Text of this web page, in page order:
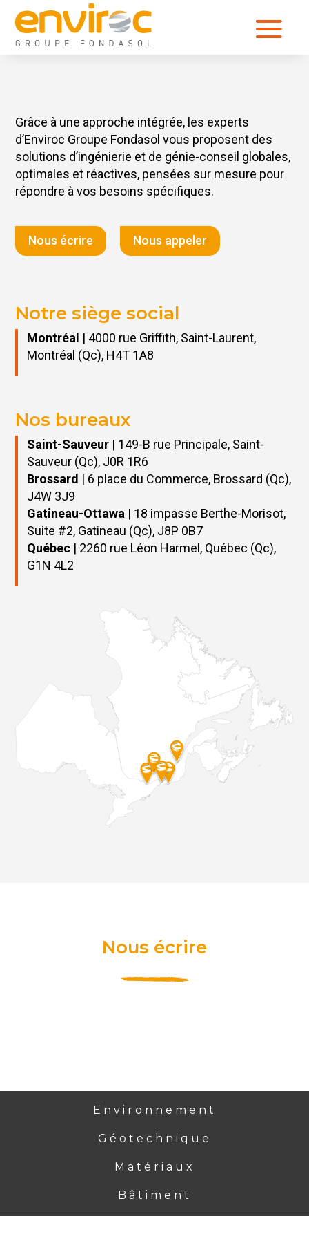
Grâce à une approche intégrée, les experts
d’Enviroc Groupe Fondasol vous proposent des
solutions d’ingénierie et de génie-conseil globales,
optimales et réactives, pensées sur mesure pour
répondre à vos besoins spécifiques.
Nous écrire Nous appeler
Notre siège social
Montréal | 4000 rue Griffith, Saint-Laurent,
Montréal (Qc), H4T 1A8
Nos bureaux
Saint-Sauveur | 149-B rue Principale, Saint-
Sauveur (Qc), J0R 1R6
Brossard | 6 place du Commerce, Brossard (Qc),
J4W 3J9
Gatineau-Ottawa | 18 impasse Berthe-Morisot,
Suite #2, Gatineau (Qc), J8P 0B7
Québec | 2260 rue Léon Harmel, Québec (Qc),
G1N 4L2
Nous écrire
Environnement
Géotechnique
Matériaux
Bâtiment